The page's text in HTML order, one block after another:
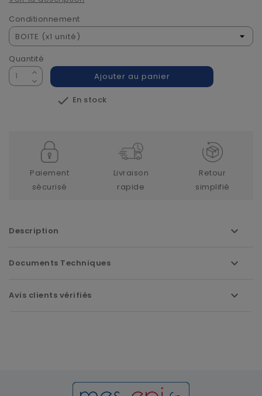
Conditionnement
Quantité
Ajouter au panier
 En stock
Paiement
sécurisé
Livraison
rapide
Retour
simplifié
Description
Documents Techniques
Avis clients vérifiés